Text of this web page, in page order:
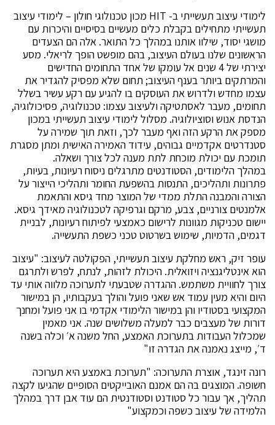
לימודי עיצוב תעשייתי ב- HIT מכון טכנולוגי חולון – לימודי עיצוב
תעשייתי מתחילים בקבלת כלים מעשיים בסיסיים והיכרות עם
מושגי יסוד, שילוו אותנו במהלך כל התואר. אלה הם הצעדים
הראשונים שלנו בעולם העיצוב, בהם מופשט הופך לריאלי. מסע
יצירתי של 4 שנים אל עומקו של אחד התחומים החדישים
והמרתקים ביותר בענף העיצוב; תחום שלא מפסיק להגדיר את
עצמו מחדש ולדרוש את העוסקים בו להגיע עם רקע עשיר בשלל
תחומים, מעבר לאסתטיקה ולעיצוב עצמו: טכנולוגיה, פסיכולוגיה,
הנדסת אנוש וסוציולוגיה. מסלול לימודי עיצוב תעשייתי במכון
מספק את הרקע הזה ואף מעבר לכך, וזאת תוך שמירה על
סטנדרטים אקדמיים גבוהים, עידוד האמירה האישית ומתן מסגרת
תומכת עם יכולת מוכחת לתת מענה לכל צורך ושאלה.
במהלך הלימודים, הסטודנטים מתרגלים ניסוח רעיונות, בעיות,
פתרונות ותהליכים, התנסות בהשפעת החומר ותהליכי הייצור על
הצורה והמבנה התלת ממדי של המוצר מחד גיסא והתאמת
אלמנטים צורניים, צבע, מרקם וגרפיקה לטכנולוגיה מאידך גיסא.
יישום טכניקות מגוונות לרישום כאמצעי לפיתוח רעיונות, לבניית
דגמים, הדמיות, שימוש בשרטוט טכני כשפת התעשייה.
עופר זיק, ראש מחלקת עיצוב תעשייתי, הפקולטה לעיצוב: "עיצוב
הוא אינטליגנציה ויזואלית. היכולת לזהות, לנתח, לפרש ולתרגם
צורך לחוויית משתמש. ההגדרה שטבעתי לתערוכה מלווה אותי עד
היום והיא מעין עמוד אש שאני פועל והולך בעקבותיו, הן במישור
המקצועי בסטודיו והן במישור הלימודי אקדמי בו אני פועל ומחנך
דורות של מעצבים כבר למעלה משלושים שנה. אני מאמין
שמכלול העבודות בתערוכת האמצע, החל משנה א׳ וכלה בשנה
ד׳, מייצג נאמנה את הגדרה זו"
רונה זינגד, אוצרת התערוכה: "תערוכת באמצע היא תערוכה
חשופה. המוצגים בה הם אמנם האובייקטים הסופיים שהגיעו לקצה
תהליך, אך עבור כל סטודנט וסטודנטית הם עוד אבן דרך במהלך
הלמידה של עיצוב כשפה וכמקצוע"